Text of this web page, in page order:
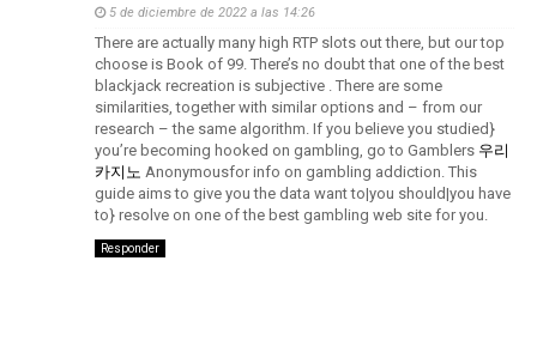
5 de diciembre de 2022 a las 14:26
There are actually many high RTP slots out there, but our top
choose is Book of 99. There’s no doubt that one of the best
blackjack recreation is subjective . There are some
similarities, together with similar options and – from our
research – the same algorithm. If you believe you studied}
you’re becoming hooked on gambling, go to Gamblers 우리
카지노 Anonymousfor info on gambling addiction. This
guide aims to give you the data want to|you should|you have
to} resolve on one of the best gambling web site for you.
Responder